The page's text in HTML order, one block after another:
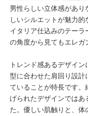
男性らしい立体感があ
しいシルエットが魅力的
イタリア仕込みのテー
の角度から見てもエレガ
トレンド感あるデザイ
型に合わせた肩回り設計
ていることが特長です。
げられたデザインではあ
た。優しい肌触りと、体